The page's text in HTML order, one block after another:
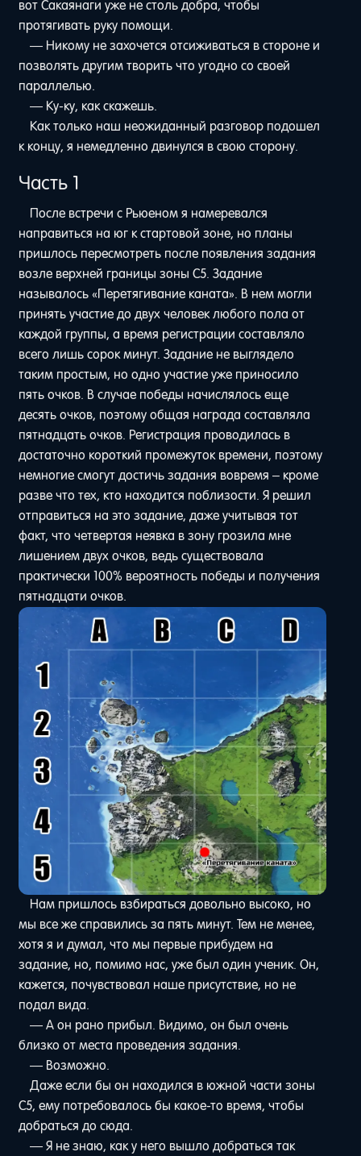
вот Сакаянаги уже не столь добра, чтобы
протягивать руку помощи.
— Никому не захочется отсиживаться в стороне и
позволять другим творить что угодно со своей
параллелью.
— Ку-ку, как скажешь.
Как только наш неожиданный разговор подошел
к концу, я немедленно двинулся в свою сторону.
Часть 1
После встречи с Рьюеном я намеревался
направиться на юг к стартовой зоне, но планы
пришлось пересмотреть после появления задания
возле верхней границы зоны C5. Задание
называлось «Перетягивание каната». В нем могли
принять участие до двух человек любого пола от
каждой группы, а время регистрации составляло
всего лишь сорок минут. Задание не выглядело
таким простым, но одно участие уже приносило
пять очков. В случае победы начислялось еще
десять очков, поэтому общая награда составляла
пятнадцать очков. Регистрация проводилась в
достаточно короткий промежуток времени, поэтому
немногие смогут достичь задания вовремя – кроме
разве что тех, кто находится поблизости. Я решил
отправиться на это задание, даже учитывая тот
факт, что четвертая неявка в зону грозила мне
лишением двух очков, ведь существовала
практически 100% вероятность победы и получения
пятнадцати очков.
Нам пришлось взбираться довольно высоко, но
мы все же справились за пять минут. Тем не менее,
хотя я и думал, что мы первые прибудем на
задание, но, помимо нас, уже был один ученик. Он,
кажется, почувствовал наше присутствие, но не
подал вида.
— А он рано прибыл. Видимо, он был очень
близко от места проведения задания.
— Возможно.
Даже если бы он находился в южной части зоны
C5, ему потребовалось бы какое-то время, чтобы
добраться до сюда.
— Я не знаю, как у него вышло добраться так